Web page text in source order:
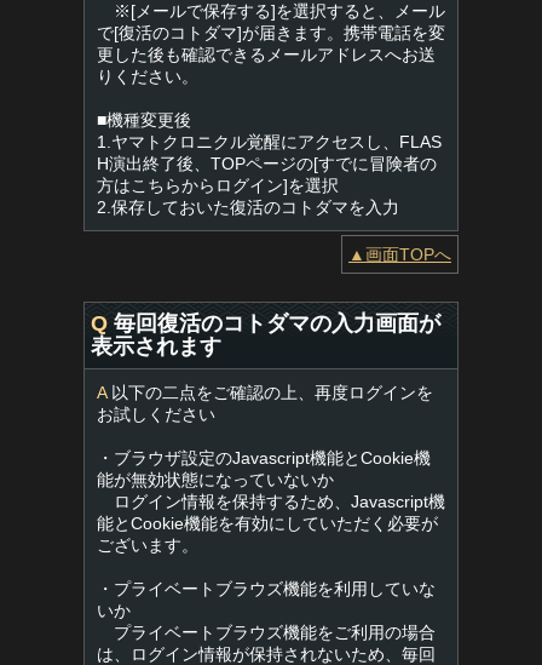
※[メールで保存する]を選択すると、メール
で[復活のコトダマ]が届きます。携帯電話を変
更した後も確認できるメールアドレスへお送
りください。
■機種変更後
1.ヤマトクロニクル覚醒にアクセスし、FLAS
H演出終了後、TOPページの[すでに冒険者の
方はこちらからログイン]を選択
2.保存しておいた復活のコトダマを入力
▲画面TOPへ
Q 毎回復活のコトダマの入力画面が
表示されます
A以下の二点をご確認の上、再度ログインを
お試しください
・ブラウザ設定のJavascript機能とCookie機
能が無効状態になっていないか
ログイン情報を保持するため、Javascript機
能とCookie機能を有効にしていただく必要が
ございます。
・プライベートブラウズ機能を利用していな
いか
プライベートブラウズ機能をご利用の場合
は、ログイン情報が保持されないため、毎回